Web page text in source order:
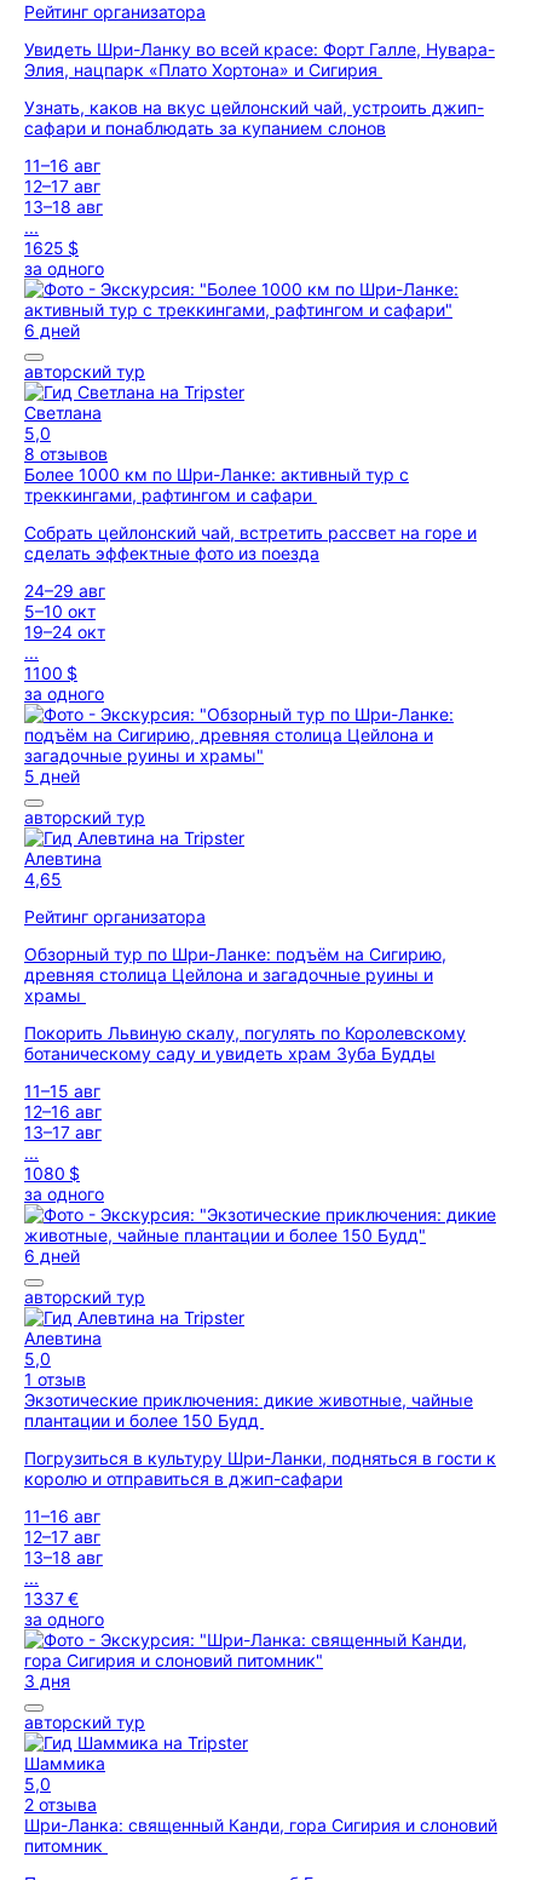
Рейтинг организатора
Увидеть Шри-Ланку во всей красе: Форт Галле, Нувара-
Элия, нацпарк «Плато Хортона» и Сигирия
Узнать, каков на вкус цейлонский чай, устроить джип-
сафари и понаблюдать за купанием слонов
11–16 авг
12–17 авг
13–18 авг
...
1625 $
за одного
6 дней
авторский тур
Светлана
5,0
8 отзывов
Более 1000 км по Шри-Ланке: активный тур с
треккингами, рафтингом и сафари
Собрать цейлонский чай, встретить рассвет на горе и
сделать эффектные фото из поезда
24–29 авг
5–10 окт
19–24 окт
...
1100 $
за одного
5 дней
авторский тур
Алевтина
4,65
Рейтинг организатора
Обзорный тур по Шри-Ланке: подъём на Сигирию,
древняя столица Цейлона и загадочные руины и
храмы
Покорить Львиную скалу, погулять по Королевскому
ботаническому саду и увидеть храм Зуба Будды
11–15 авг
12–16 авг
13–17 авг
...
1080 $
за одного
6 дней
авторский тур
Алевтина
5,0
1 отзыв
Экзотические приключения: дикие животные, чайные
плантации и более 150 Будд
Погрузиться в культуру Шри-Ланки, подняться в гости к
королю и отправиться в джип-сафари
11–16 авг
12–17 авг
13–18 авг
...
1337 €
за одного
3 дня
авторский тур
Шаммика
5,0
2 отзыва
Шри-Ланка: священный Канди, гора Сигирия и слоновий
питомник